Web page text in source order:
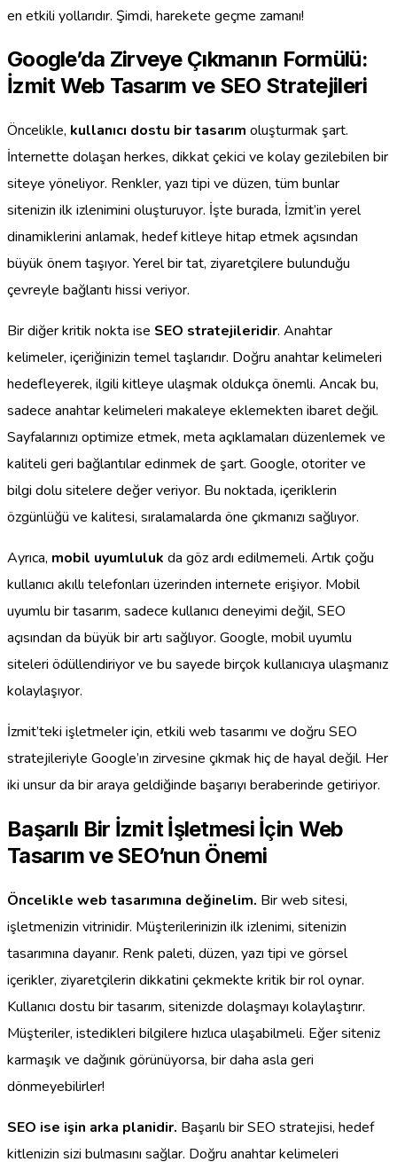
en etkili yollarıdır. Şimdi, harekete geçme zamanı!
Google’da Zirveye Çıkmanın Formülü:
İzmit Web Tasarım ve SEO Stratejileri
Öncelikle, kullanıcı dostu bir tasarım oluşturmak şart.
İnternette dolaşan herkes, dikkat çekici ve kolay gezilebilen bir
siteye yöneliyor. Renkler, yazı tipi ve düzen, tüm bunlar
sitenizin ilk izlenimini oluşturuyor. İşte burada, İzmit’in yerel
dinamiklerini anlamak, hedef kitleye hitap etmek açısından
büyük önem taşıyor. Yerel bir tat, ziyaretçilere bulunduğu
çevreyle bağlantı hissi veriyor.
Bir diğer kritik nokta ise SEO stratejileridir. Anahtar
kelimeler, içeriğinizin temel taşlarıdır. Doğru anahtar kelimeleri
hedefleyerek, ilgili kitleye ulaşmak oldukça önemli. Ancak bu,
sadece anahtar kelimeleri makaleye eklemekten ibaret değil.
Sayfalarınızı optimize etmek, meta açıklamaları düzenlemek ve
kaliteli geri bağlantılar edinmek de şart. Google, otoriter ve
bilgi dolu sitelere değer veriyor. Bu noktada, içeriklerin
özgünlüğü ve kalitesi, sıralamalarda öne çıkmanızı sağlıyor.
Ayrıca, mobil uyumluluk da göz ardı edilmemeli. Artık çoğu
kullanıcı akıllı telefonları üzerinden internete erişiyor. Mobil
uyumlu bir tasarım, sadece kullanıcı deneyimi değil, SEO
açısından da büyük bir artı sağlıyor. Google, mobil uyumlu
siteleri ödüllendiriyor ve bu sayede birçok kullanıcıya ulaşmanız
kolaylaşıyor.
İzmit’teki işletmeler için, etkili web tasarımı ve doğru SEO
stratejileriyle Google’ın zirvesine çıkmak hiç de hayal değil. Her
iki unsur da bir araya geldiğinde başarıyı beraberinde getiriyor.
Başarılı Bir İzmit İşletmesi İçin Web
Tasarım ve SEO’nun Önemi
Öncelikle web tasarımına değinelim. Bir web sitesi,
işletmenizin vitrinidir. Müşterilerinizin ilk izlenimi, sitenizin
tasarımına dayanır. Renk paleti, düzen, yazı tipi ve görsel
içerikler, ziyaretçilerin dikkatini çekmekte kritik bir rol oynar.
Kullanıcı dostu bir tasarım, sitenizde dolaşmayı kolaylaştırır.
Müşteriler, istedikleri bilgilere hızlıca ulaşabilmeli. Eğer siteniz
karmaşık ve dağınık görünüyorsa, bir daha asla geri
dönmeyebilirler!
SEO ise işin arka planidir. Başarılı bir SEO stratejisi, hedef
kitlenizin sizi bulmasını sağlar. Doğru anahtar kelimeleri